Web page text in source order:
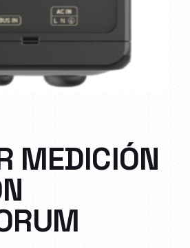
MEDICIÓN